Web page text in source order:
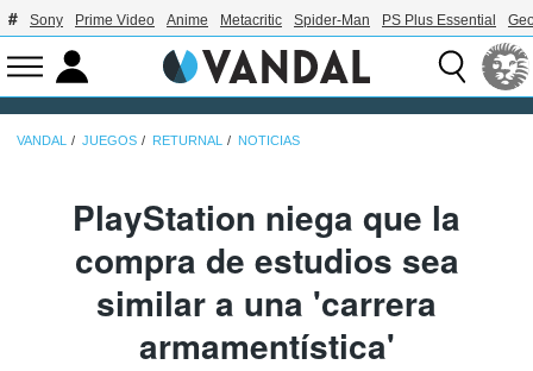
Sony Prime Video Anime Metacritic Spider-Man PS Plus Essential
VANDAL JUEGOS RETURNAL NOTICIAS
PlayStation niega que la
compra de estudios sea
similar a una 'carrera
armamentística'